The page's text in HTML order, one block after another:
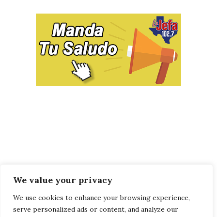
We value your privacy
We use cookies to enhance your browsing experience,
serve personalized ads or content, and analyze our